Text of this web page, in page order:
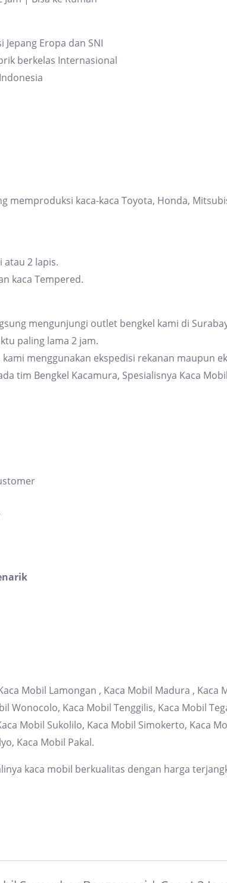
Eropa dan SNI
berkelas Internasional
memproduksi kaca-kaca Toyota, Honda,
atau 2 lapis.
kaca Tempered.
mengunjungi outlet bengkel kami di
paling lama 2 jam.
menggunakan ekspedisi rekanan maupun
tim Bengkel Kacamura, Spesialisnya Kaca
Mobil Lamongan , Kaca Mobil Madura , Kaca
Wonocolo, Kaca Mobil Tenggilis, Kaca Mobil
Mobil Sukolilo, Kaca Mobil Simokerto, Kaca
Kaca Mobil Pakal.
kaca mobil berkualitas dengan harga